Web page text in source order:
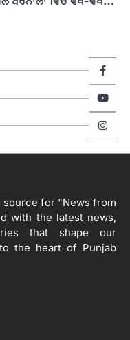
ਮੁਕੰਮਲ: ਜ਼ਿਲ੍ਹਾ ਚੋਣ
ਦੇ ਜੀਵਨ ਤੇ ਆਧਾਰਿਤ
ਜਗਾਈ ਜਾਗਰੂਕਤਾ
‘ਮਿਸ਼ਨ ਫਾਰ ਕਾਟਨ
ਪਿੰਡ ਬਧਾਈ ਵਿਖੇ ‘ਖੇਤ
ਕਮਿਸ਼ਨ ਦੇ ਮੈਂਬਰ
ਬਰਨਾਲਾ ਵਿੱਚ ਵੱਖ-ਵੱਖ
for "News from
with the latest news,
that shape our
the heart of Punjab